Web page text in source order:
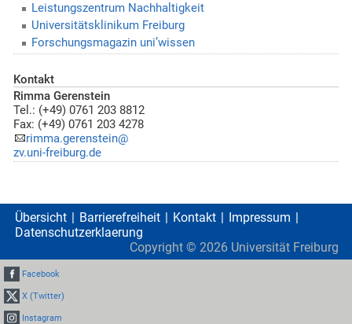
Leistungszentrum Nachhaltigkeit
Universitätsklinikum Freiburg
Forschungsmagazin uni’wissen
Kontakt
Rimma Gerenstein
Tel.: (+49) 0761 203 8812
Fax: (+49) 0761 203 4278
rimma.gerenstein@
zv.uni-freiburg.de
Übersicht Barrierefreiheit Kontakt
Impressum
Datenschutzerklaerung
Copyright © 2026 Universität Freiburg
Facebook
X (Twitter)
Instagram